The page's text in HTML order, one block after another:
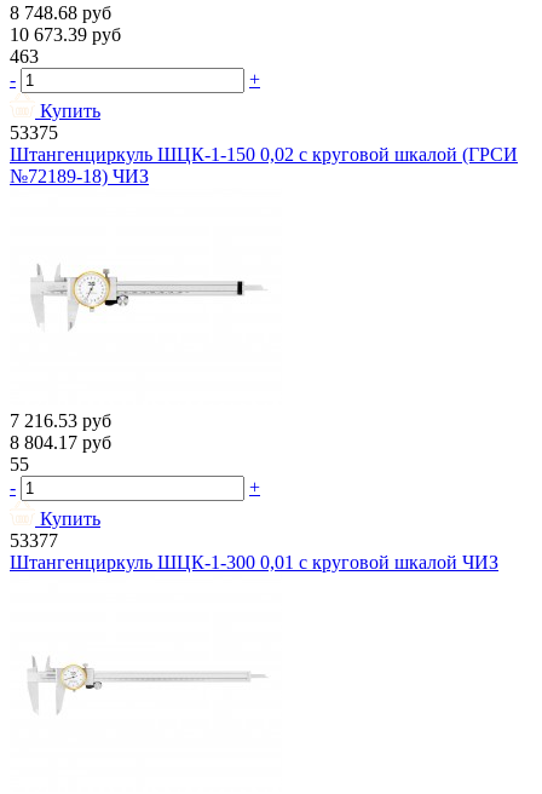
8 748.68 руб
10 673.39 руб
463
-
+
Купить
53375
Штангенциркуль ШЦК-1-150 0,02 с круговой шкалой (ГРСИ
№72189-18) ЧИЗ
7 216.53 руб
8 804.17 руб
55
-
+
Купить
53377
Штангенциркуль ШЦК-1-300 0,01 с круговой шкалой ЧИЗ